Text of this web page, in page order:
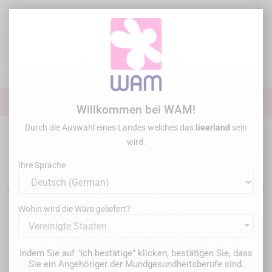
Startseite
Dentale Röntgengeräte
Filter
Relevanz
Willkommen bei WAM!
Durch die Auswahl eines Landes welches das lieerland sein
wird.
Ihre Sprache
Wohin wird die Ware geliefert?
Vereinigte Staaten
Indem Sie auf "Ich bestätige" klicken, bestätigen Sie, dass
Sie ein Angehöriger der Mundgesundheitsberufe sind.